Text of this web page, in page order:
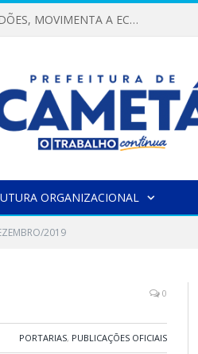
FESTIVAL DE VERÃO 2026 REÚNE MULTIDÕES, MOVIMENTA A ECONOMIA E FORTALECE A CULTURA LOCAL
ORGANIZACIONAL
2019
0
PORTARIAS, PUBLICAÇÕES OFICIAIS